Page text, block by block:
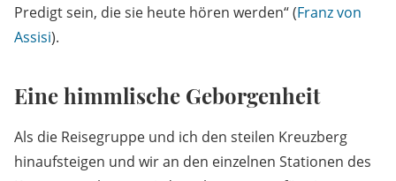
Predigt sein, die sie heute hören werden“ (Franz von
Assisi).
Eine himmlische Geborgenheit
Als die Reisegruppe und ich den steilen Kreuzberg
hinaufsteigen und wir an den einzelnen Stationen des